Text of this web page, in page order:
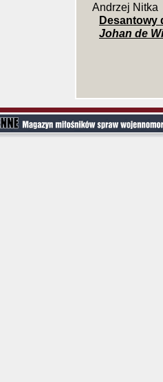
Andrzej Nitka
Desantowy
Johan de